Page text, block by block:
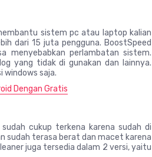
sistem pc atau laptop kalian
dari 15 juta pengguna. BoostSpeed
menyebabkan perlambatan sistem.
yang tidak di gunakan dan lainnya.
windows saja.
Dengan Gratis
cukup terkena karena sudah di
sudah terasa berat dan macet karena
juga tersedia dalam 2 versi, yaitu